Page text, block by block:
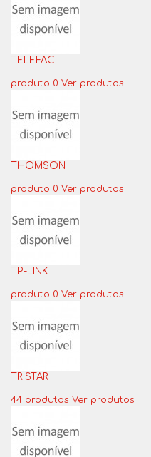
TELEFAC
produto 0 Ver produtos
THOMSON
produto 0 Ver produtos
TP-LINK
produto 0 Ver produtos
TRISTAR
44 produtos Ver produtos